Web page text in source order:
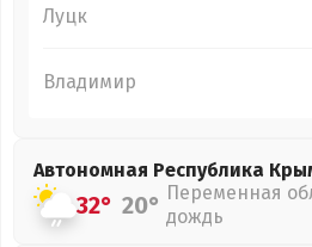
Луцк
Владимир
Автономная Республика
32° 20° Переменная
дождь